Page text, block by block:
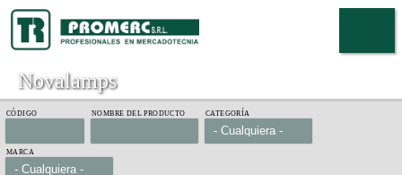
contenido
principal
Novalamps
CÓDIGO NOMBRE DEL PRODUCTO CATEGORÍA
MARCA